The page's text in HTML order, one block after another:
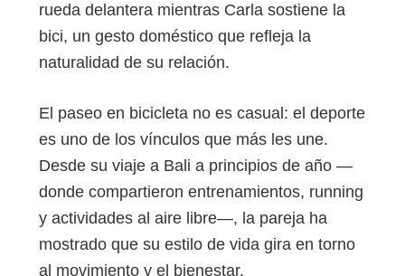
rueda delantera mientras Carla sostiene la
bici, un gesto doméstico que refleja la
naturalidad de su relación.
El paseo en bicicleta no es casual: el deporte
es uno de los vínculos que más les une.
Desde su viaje a Bali a principios de año —
donde compartieron entrenamientos, running
y actividades al aire libre—, la pareja ha
mostrado que su estilo de vida gira en torno
al movimiento y el bienestar.